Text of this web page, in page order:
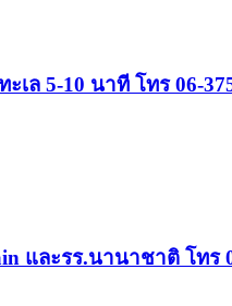
ล 5-10 นาที โทร 06-
และรร.นานาชาติ โทร